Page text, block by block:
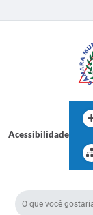
Acessibilidade